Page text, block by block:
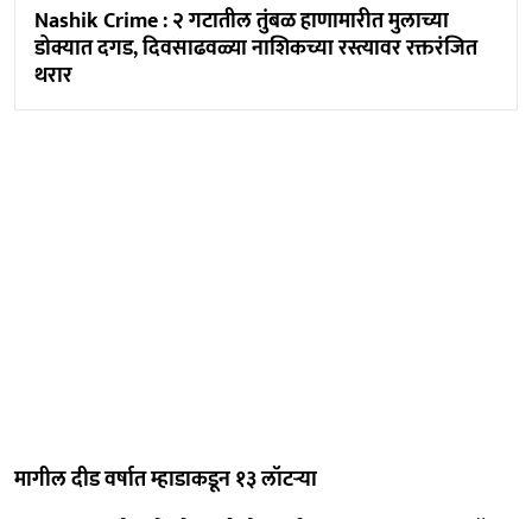
Nashik Crime : २ गटातील तुंबळ हाणामारीत मुलाच्या
डोक्यात दगड, दिवसाढवळ्या नाशिकच्या रस्त्यावर रक्तरंजित
थरार
मागील दीड वर्षात म्हाडाकडून १३ लॉटऱ्या